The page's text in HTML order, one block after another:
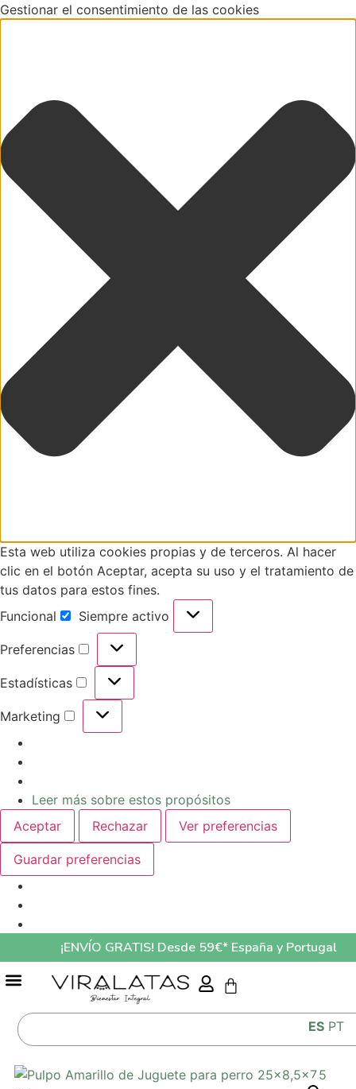
Gestionar el consentimiento de las cookies
Esta web utiliza cookies propias y de terceros. Al hacer
clic en el botón Aceptar, acepta su uso y el tratamiento de
tus datos para estos fines.
Funcional
Siempre activo
Preferencias
Estadísticas
Marketing
Leer más sobre estos propósitos
Aceptar
Rechazar Ver preferencias
Guardar preferencias
¡ENVÍO GRATIS! Desde 59€* España y Portugal
ES PT